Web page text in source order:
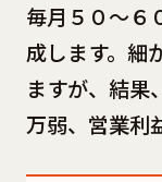
毎月５０～６
成します。細
ますが、結果
万弱、営業利